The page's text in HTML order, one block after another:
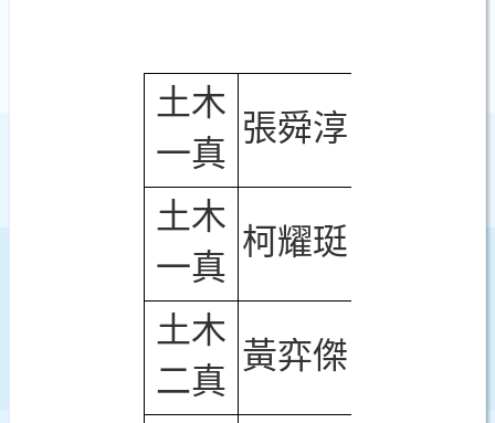
土木
一真
張舜淳
土木
一真
柯耀珽
土木
二真
黃弈傑